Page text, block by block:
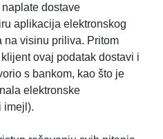
dostave
aplikacija elektronskog
na visinu priliva. Pritom
ovaj podatak dostavi i
s bankom, kao što je
elektronske
imejl).